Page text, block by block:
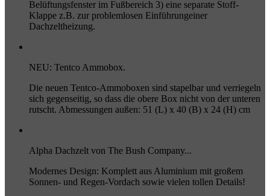
Belüftungsfenster im Fußbereich 3) eine separate Stoff-
Klappe z.B. zur problemlosen Einführungeiner
Dachzeltheizung.
NEU: Tentco Ammobox.
Die neuen Tentco-Ammoboxen sind stapelbar und verriegeln
sich gegenseitig, so dass die obere Box nicht von der unteren
rutscht. Abmessungen außen: 51 (L) x 40 (B) x 24 (H) cm
Alpha Dachzelt von The Bush Company...
Modernes Design: Komplett aus Aluminium mit großem
Sonnen- und Regen-Vordach sowie vielen tollen Details!